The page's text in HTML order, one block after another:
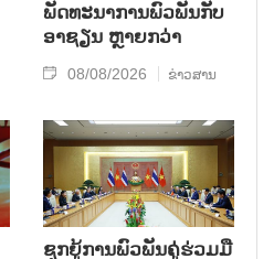
ພັດທະນາການພົວພັນກັບ
ອາຊຽນ ຫຼາຍກວ່າ
08/08/2026 ຂ່າວສານ
ຊຸກ​ຍູ້​ການ​ພົວ​ພັນ​ຄູ່​ຮ່ວມ​ມື​